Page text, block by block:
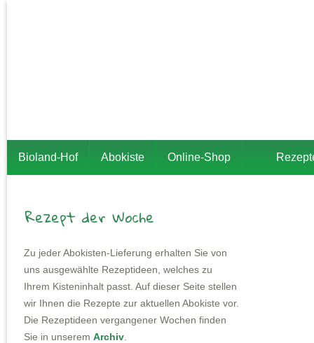
Bioland-Hof Abokiste Online-Shop
Rezept der Woche
Zu jeder Abokisten-Lieferung erhalten Sie von
uns ausgewählte Rezeptideen, welches zu
Ihrem Kisteninhalt passt. Auf dieser Seite stellen
wir Ihnen die Rezepte zur aktuellen Abokiste vor.
Die Rezeptideen vergangener Wochen finden
Sie in unserem Archiv